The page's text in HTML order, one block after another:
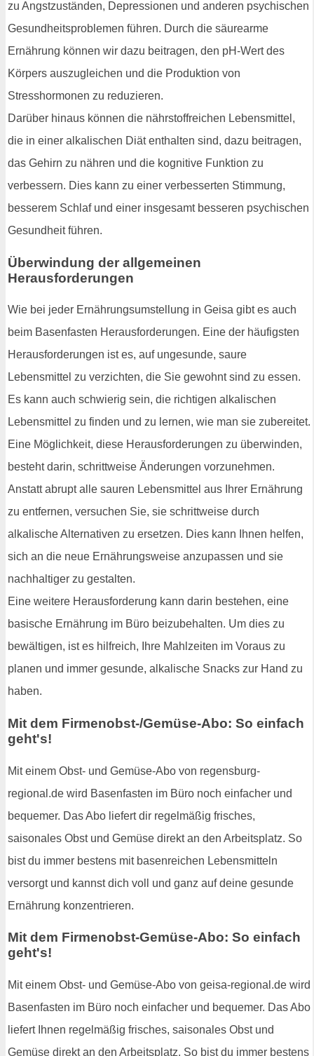
zu Angstzuständen, Depressionen und anderen psychischen
Gesundheitsproblemen führen. Durch die säurearme
Ernährung können wir dazu beitragen, den pH-Wert des
Körpers auszugleichen und die Produktion von
Stresshormonen zu reduzieren.
Darüber hinaus können die nährstoffreichen Lebensmittel,
die in einer alkalischen Diät enthalten sind, dazu beitragen,
das Gehirn zu nähren und die kognitive Funktion zu
verbessern. Dies kann zu einer verbesserten Stimmung,
besserem Schlaf und einer insgesamt besseren psychischen
Gesundheit führen.
Überwindung der allgemeinen
Herausforderungen
Wie bei jeder Ernährungsumstellung in Geisa gibt es auch
beim Basenfasten Herausforderungen. Eine der häufigsten
Herausforderungen ist es, auf ungesunde, saure
Lebensmittel zu verzichten, die Sie gewohnt sind zu essen.
Es kann auch schwierig sein, die richtigen alkalischen
Lebensmittel zu finden und zu lernen, wie man sie zubereitet.
Eine Möglichkeit, diese Herausforderungen zu überwinden,
besteht darin, schrittweise Änderungen vorzunehmen.
Anstatt abrupt alle sauren Lebensmittel aus Ihrer Ernährung
zu entfernen, versuchen Sie, sie schrittweise durch
alkalische Alternativen zu ersetzen. Dies kann Ihnen helfen,
sich an die neue Ernährungsweise anzupassen und sie
nachhaltiger zu gestalten.
Eine weitere Herausforderung kann darin bestehen, eine
basische Ernährung im Büro beizubehalten. Um dies zu
bewältigen, ist es hilfreich, Ihre Mahlzeiten im Voraus zu
planen und immer gesunde, alkalische Snacks zur Hand zu
haben.
Mit dem Firmenobst-/Gemüse-Abo: So einfach
geht's!
Mit einem Obst- und Gemüse-Abo von regensburg-
regional.de wird Basenfasten im Büro noch einfacher und
bequemer. Das Abo liefert dir regelmäßig frisches,
saisonales Obst und Gemüse direkt an den Arbeitsplatz. So
bist du immer bestens mit basenreichen Lebensmitteln
versorgt und kannst dich voll und ganz auf deine gesunde
Ernährung konzentrieren.
Mit dem Firmenobst-Gemüse-Abo: So einfach
geht's!
Mit einem Obst- und Gemüse-Abo von geisa-regional.de wird
Basenfasten im Büro noch einfacher und bequemer. Das Abo
liefert Ihnen regelmäßig frisches, saisonales Obst und
Gemüse direkt an den Arbeitsplatz. So bist du immer bestens